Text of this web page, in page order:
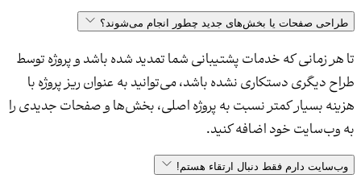
طراحی صفحات یا بخش‌های جدید چطور انجام می‌شوند؟
تا هر زمانی که خدمات پشتیبانی شما تمدید شده باشد و پروژه توسط
طراح دیگری دستکاری نشده باشد، می‌توانید به عنوان ریز پروژه با
هزینه بسیار کمتر نسبت به پروژه اصلی، بخش‌ها و صفحات جدیدی را
به وب‌سایت خود اضافه کنید.
وب‌سایت دارم فقط دنبال ارتقاء هستم!